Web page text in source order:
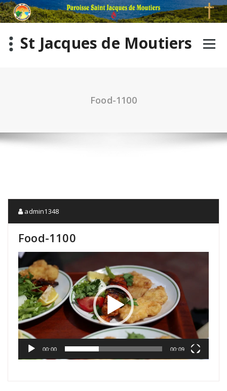
St Jacques de Moutiers
Food-1100
admin1348
Food-1100
Lecteur
vidéo
00:00 00:09